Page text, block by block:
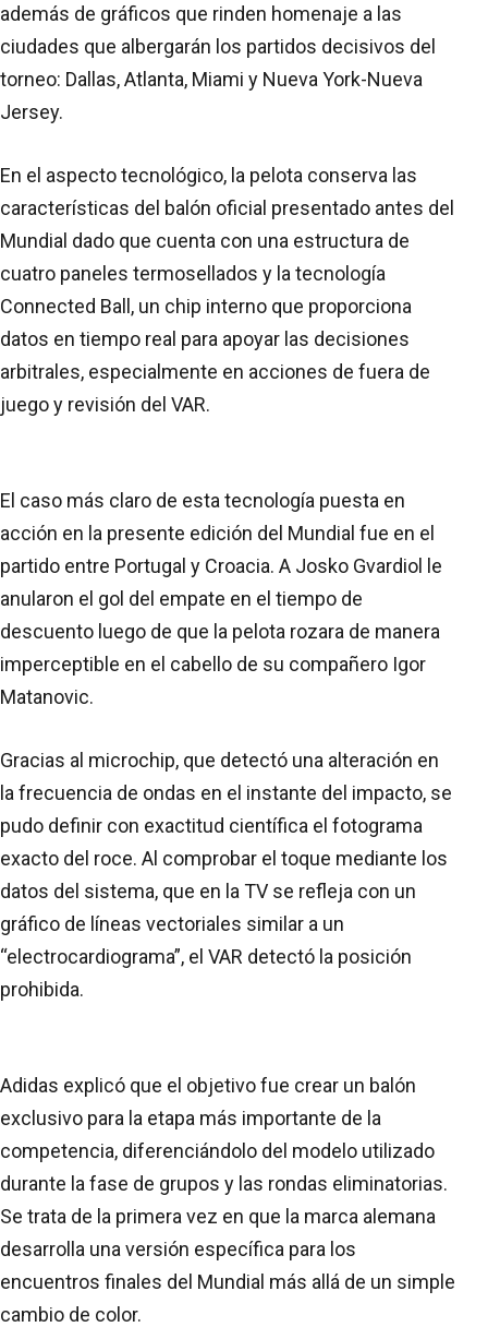
además de gráficos que rinden homenaje a las
ciudades que albergarán los partidos decisivos del
torneo: Dallas, Atlanta, Miami y Nueva York-Nueva
Jersey.
En el aspecto tecnológico, la pelota conserva las
características del balón oficial presentado antes del
Mundial dado que cuenta con una estructura de
cuatro paneles termosellados y la tecnología
Connected Ball, un chip interno que proporciona
datos en tiempo real para apoyar las decisiones
arbitrales, especialmente en acciones de fuera de
juego y revisión del VAR.
El caso más claro de esta tecnología puesta en
acción en la presente edición del Mundial fue en el
partido entre Portugal y Croacia. A Josko Gvardiol le
anularon el gol del empate en el tiempo de
descuento luego de que la pelota rozara de manera
imperceptible en el cabello de su compañero Igor
Matanovic.
Gracias al microchip, que detectó una alteración en
la frecuencia de ondas en el instante del impacto, se
pudo definir con exactitud científica el fotograma
exacto del roce. Al comprobar el toque mediante los
datos del sistema, que en la TV se refleja con un
gráfico de líneas vectoriales similar a un
“electrocardiograma”, el VAR detectó la posición
prohibida.
Adidas explicó que el objetivo fue crear un balón
exclusivo para la etapa más importante de la
competencia, diferenciándolo del modelo utilizado
durante la fase de grupos y las rondas eliminatorias.
Se trata de la primera vez en que la marca alemana
desarrolla una versión específica para los
encuentros finales del Mundial más allá de un simple
cambio de color.